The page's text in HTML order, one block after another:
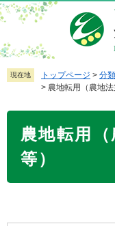
ペ
ー
ジ
の
先
メ
ニ
ュ
ー
を現在地 トップページ > 分
> 農地転用（農地法
農地転用
等）